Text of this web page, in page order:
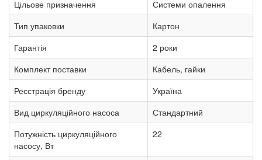
Цільове призначення
Системи опалення
Тип упаковки
Картон
Гарантія
2 роки
Комплект поставки
Кабель, гайки
Реєстрація бренду
Україна
Вид циркуляційного насоса
Стандартний
Потужність циркуляційного
насосу, Вт
22